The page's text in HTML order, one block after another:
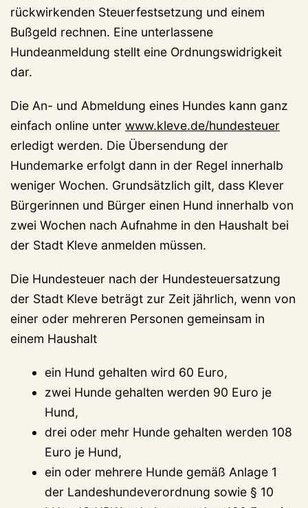
rückwirkenden Steuerfestsetzung und einem
Bußgeld rechnen. Eine unterlassene
Hundeanmeldung stellt eine Ordnungswidrigkeit
dar.
Die An- und Abmeldung eines Hundes kann ganz
einfach online unter www.kleve.de/hundesteuer
erledigt werden. Die Übersendung der
Hundemarke erfolgt dann in der Regel innerhalb
weniger Wochen. Grundsätzlich gilt, dass Klever
Bürgerinnen und Bürger einen Hund innerhalb von
zwei Wochen nach Aufnahme in den Haushalt bei
der Stadt Kleve anmelden müssen.
Die Hundesteuer nach der Hundesteuersatzung
der Stadt Kleve beträgt zur Zeit jährlich, wenn von
einer oder mehreren Personen gemeinsam in
einem Haushalt
ein Hund gehalten wird 60 Euro,
zwei Hunde gehalten werden 90 Euro je
Hund,
drei oder mehr Hunde gehalten werden 108
Euro je Hund,
ein oder mehrere Hunde gemäß Anlage 1
der Landeshundeverordnung sowie § 10